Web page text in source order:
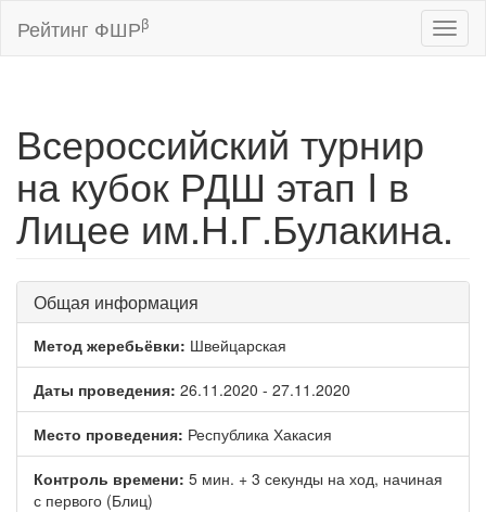
Рейтинг ФШРβ
Всероссийский турнир
на кубок РДШ этап I в
Лицее им.Н.Г.Булакина.
Общая информация
Метод жеребьёвки: Швейцарская
Даты проведения: 26.11.2020 - 27.11.2020
Место проведения: Республика Хакасия
Контроль времени: 5 мин. + 3 секунды на ход, начиная
с первого (Блиц)